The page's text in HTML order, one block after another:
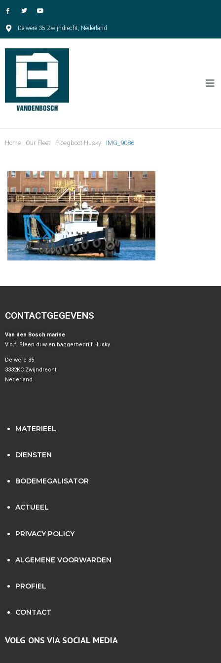
De were 35 Zwijndrecht, Nederland
Home Our Fleet Ploegboot Husky IMG_9086
CONTACTGEGEVENS
Van den Bosch marine
V.o.f. Sleep duw en baggerbedrijf Husky
De were 35
3332KC Zwijndrecht
Nederland
MATERIEEL
DIENSTEN
BODEMEGALISATOR
ACTUEEL
PRIVACY POLICY
ALGEMENE VOORWARDEN
PROFIEL
CONTACT
VOLG ONS VIA SOCIAL MEDIA